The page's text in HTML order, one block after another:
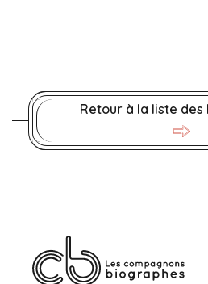
Retour à la liste